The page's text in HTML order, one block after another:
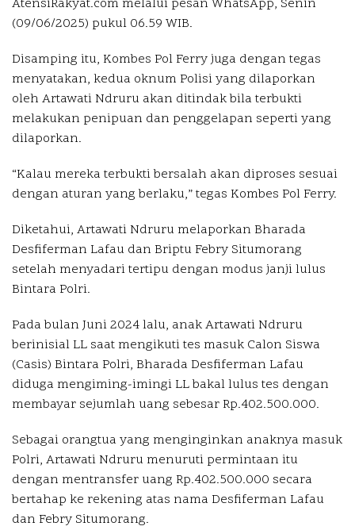
AtensiRakyat.com melalui pesan WhatsApp, Senin
(09/06/2025) pukul 06.59 WIB.
Disamping itu, Kombes Pol Ferry juga dengan tegas
menyatakan, kedua oknum Polisi yang dilaporkan
oleh Artawati Ndruru akan ditindak bila terbukti
melakukan penipuan dan penggelapan seperti yang
dilaporkan.
“Kalau mereka terbukti bersalah akan diproses sesuai
dengan aturan yang berlaku,” tegas Kombes Pol Ferry.
Diketahui, Artawati Ndruru melaporkan Bharada
Desfiferman Lafau dan Briptu Febry Situmorang
setelah menyadari tertipu dengan modus janji lulus
Bintara Polri.
Pada bulan Juni 2024 lalu, anak Artawati Ndruru
berinisial LL saat mengikuti tes masuk Calon Siswa
(Casis) Bintara Polri, Bharada Desfiferman Lafau
diduga mengiming-imingi LL bakal lulus tes dengan
membayar sejumlah uang sebesar Rp.402.500.000.
Sebagai orangtua yang menginginkan anaknya masuk
Polri, Artawati Ndruru menuruti permintaan itu
dengan mentransfer uang Rp.402.500.000 secara
bertahap ke rekening atas nama Desfiferman Lafau
dan Febry Situmorang.